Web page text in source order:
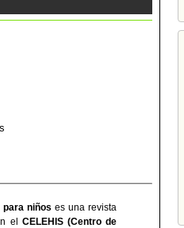
niños es una revista
el CELEHIS (Centro de